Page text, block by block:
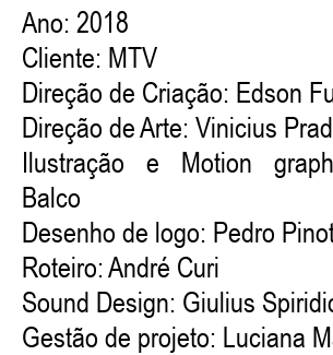
Ano: 2018
Cliente: MTV
Direção de Criação: Edson
Direção de Arte: Vinicius
Ilustração e Motion
Balco
Desenho de logo: Pedro
Roteiro: André Curi
Sound Design: Giulius
Gestão de projeto: Luciana